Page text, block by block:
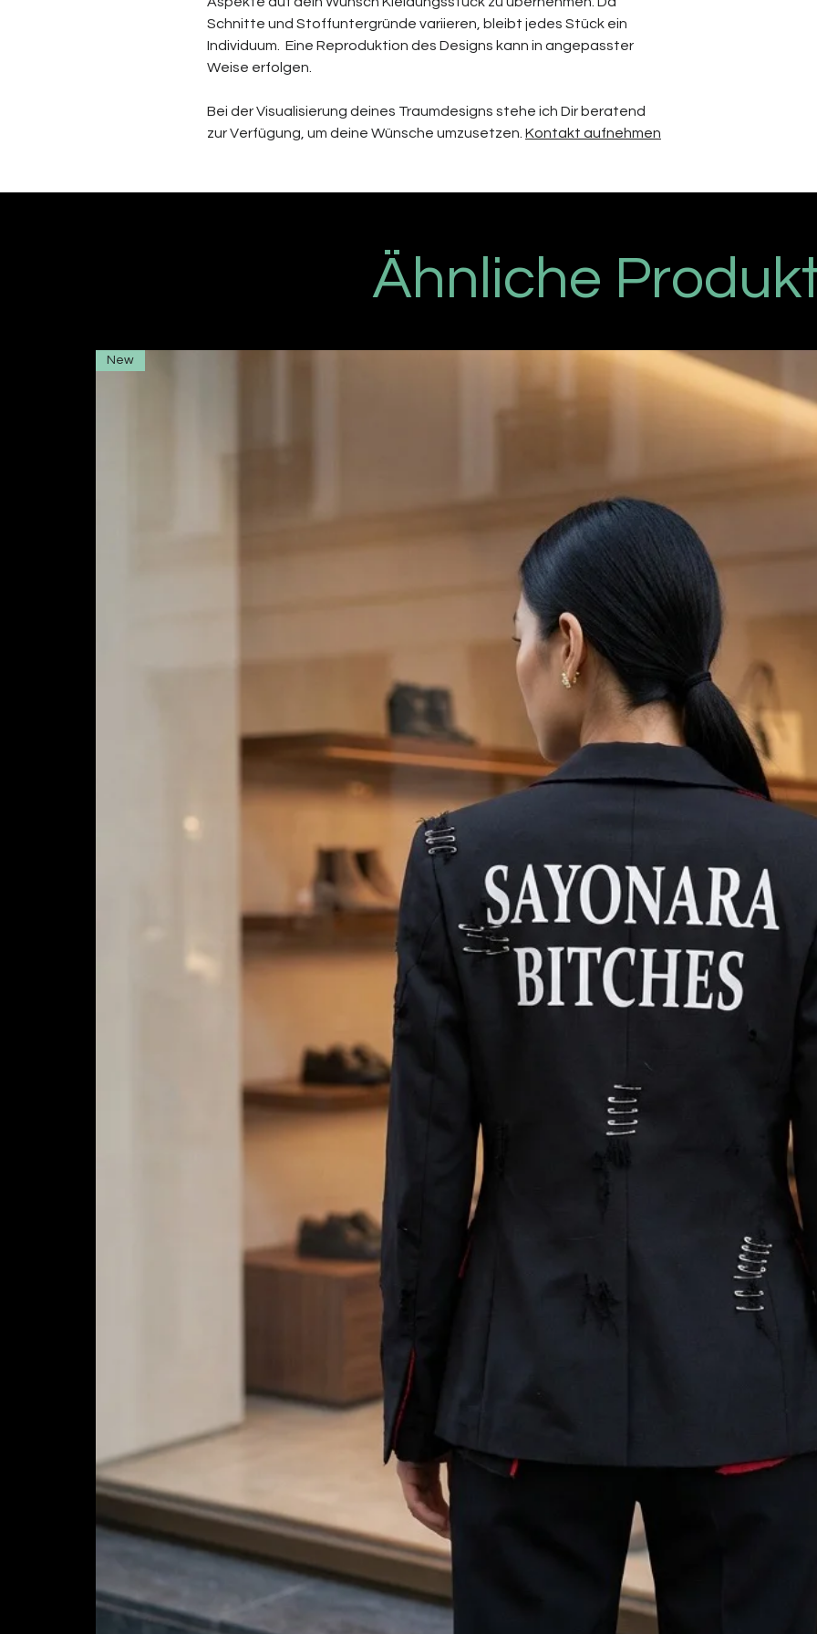
Schnitte und Stoffuntergründe variieren, bleibt jedes Stück ein
Individuum. Eine Reproduktion des Designs kann in angepasster
Weise erfolgen.
Bei der Visualisierung deines Traumdesigns stehe ich Dir beratend
zur Verfügung, um deine Wünsche umzusetzen. Kontakt aufnehmen
Ähnliche
New